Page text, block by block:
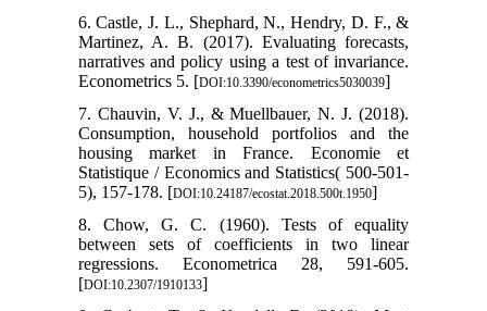
6. Castle, J. L., Shephard, N., Hendry, D. F., &
Martinez, A. B. (2017). Evaluating forecasts,
narratives and policy using a test of invariance.
Econometrics 5. [DOI:10.3390/econometrics5030039]
7. Chauvin, V. J., & Muellbauer, N. J. (2018).
Consumption, household portfolios and the
housing market in France. Economie et
Statistique / Economics and Statistics( 500-501-
5), 157-178. [DOI:10.24187/ecostat.2018.500t.1950]
8. Chow, G. C. (1960). Tests of equality
between sets of coefficients in two linear
regressions. Econometrica 28, 591-605.
[DOI:10.2307/1910133]